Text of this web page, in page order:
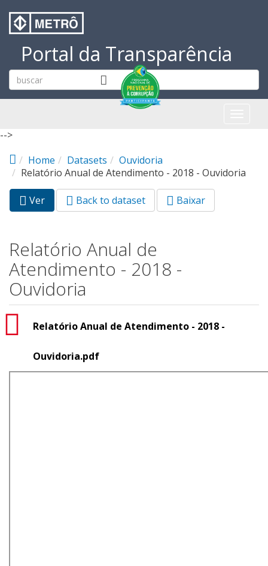
Portal da Transparência
-->
Home
Datasets
Ouvidoria
Relatório Anual de Atendimento - 2018 - Ouvidoria
Abas primárias
Ver
ativa)
Back to dataset Baixar
Relatório Anual de
Atendimento - 2018 -
Ouvidoria
Relatório Anual de Atendimento - 2018 -
Ouvidoria.pdf